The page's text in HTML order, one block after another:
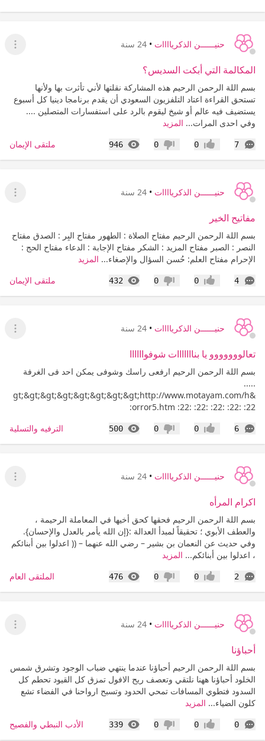
حنيــــــن الذكرياااات • 24 سنة
عرض
المكالمة التي أبكت السديس؟
بسم اللة الرحمن الرحيم هذه المشاركة نقلتها لأني تأثرت بها ولأنها
تستحق القراءة اعتاد التلفزيون السعودي أن يقدم برنامجا دينيا كل أسبوع
يستضيف فيه عالم أو شيخ ليقوم بالرد على استفسارات المتصلين ....
وفي احدى المرات... المزيد
7
التعليقات إعجاب0 عدم إعجاب
0
946
المشاهدات ملتقى الإيمان
حنيــــــن الذكرياااات • 24 سنة
عرض
مفاتيح الخير
بسم اللة الرحمن الرحيم مفتاح الصلاة : الطهور مفتاح البِر : الصدق مفتاح
النصر : الصبر مفتاح المزيد : الشكر مفتاح الإجابة : الدعاء مفتاح الحج :
الإحرام مفتاح العلم: حُسن السؤال والإصغاء... المزيد
4
التعليقات إعجاب0 عدم إعجاب
0
432
المشاهدات ملتقى الإيمان
حنيــــــن الذكرياااات • 24 سنة
عرض
تعالووووووو يا بنااااااات شوفواااااا
بسم اللة الرحمن الرحيم ارفعى راسك وشوفى يمكن احد فى الغرفة
.....
&gt;&gt;&gt;&gt;&gt;&gt;&gt;&gt;http://www.motayam.com/h
orror5.htm :22: :22: :22: :22: :22:
6
التعليقات إعجاب0 عدم إعجاب
0
500
المشاهدات الترفيه والتسلية
حنيــــــن الذكرياااات • 24 سنة
عرض
اكرام المرأه
بسم اللة الرحمن الرحيم فحقها كحق أخيها في المعاملة الرحيمة ،
والعطف الأبوي ؛ تحقيقاً لمبدأ العدالة :{إن الله يأمر بالعدل والإحسان}.
وفي حديث عن النعمان بن بشير – رضي الله عنهما – (( اعدلوا بين أبنائكم
، اعدلوا بين أبنائكم... المزيد
2
التعليقات إعجاب0 عدم إعجاب
0
476
المشاهدات الملتقى العام
حنيــــــن الذكرياااات • 24 سنة
عرض
أحباؤنا
بسم اللة الرحمن الرحيم أحباؤنا عندما ينتهي ضباب الوجود وتشرق شمس
الخلود أحباؤنا ههنا نلتقي وتعصف ريح الافول تمزق كل القيود تحطم كل
السدود فتطوي المسافات تمحي الحدود وتسبح ارواحنا في الفضاء تشع
كلون الضياء... المزيد
0
التعليقات إعجاب0 عدم إعجاب
0
339
المشاهدات الأدب النبطي والفصيح